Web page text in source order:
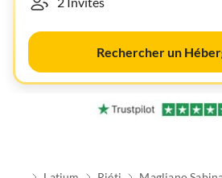
Rechercher un